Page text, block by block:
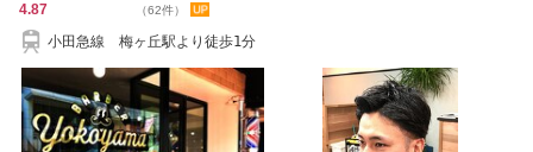
4.87 （62件）
小田急線 梅ヶ丘駅より徒歩1分